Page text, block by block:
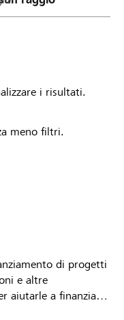
i risultati.
meno filtri.
di progetti
e altre
aiutarle a finanziare